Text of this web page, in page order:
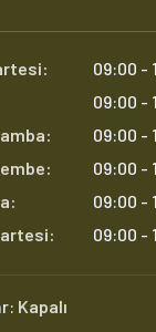
09:00 -
09:00 -
09:00 -
09:00 -
09:00 -
09:00 -
Kapalı